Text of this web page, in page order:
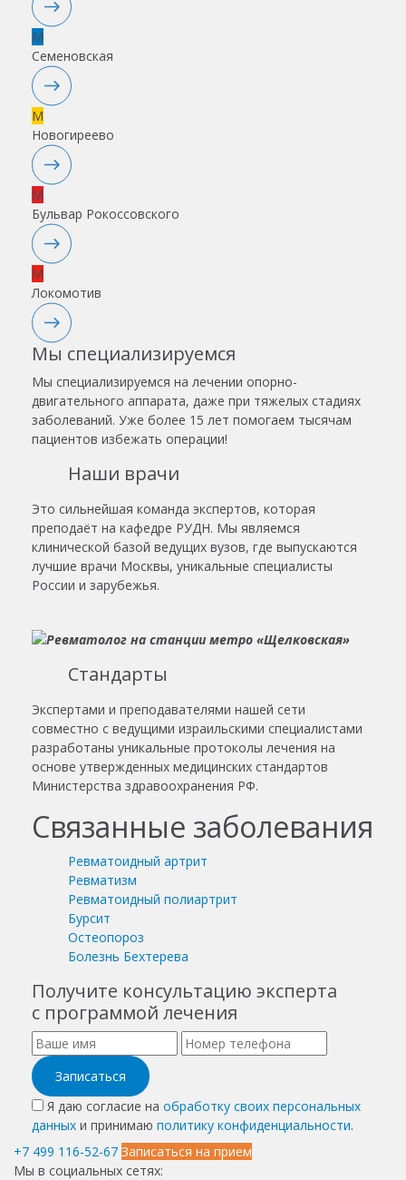
M
Семеновская
M
Новогиреево
M
Бульвар Рокоссовского
M
Локомотив
Мы специализируемся
Мы специализируемся на лечении опорно-
двигательного аппарата, даже при тяжелых стадиях
заболеваний. Уже более 15 лет помогаем тысячам
пациентов избежать операции!
Наши врачи
Это сильнейшая команда экспертов, которая
преподаёт на кафедре РУДН. Мы являемся
клинической базой ведущих вузов, где выпускаются
лучшие врачи Москвы, уникальные специалисты
России и зарубежья.
Стандарты
Экспертами и преподавателями нашей сети
совместно с ведущими израильскими специалистами
разработаны уникальные протоколы лечения на
основе утвержденных медицинских стандартов
Министерства здравоохранения РФ.
Связанные заболевания
Ревматоидный артрит
Ревматизм
Ревматоидный полиартрит
Бурсит
Остеопороз
Болезнь Бехтерева
Получите консультацию эксперта
с программой лечения
Записаться
Я даю согласие на обработку своих персональных
данных и принимаю политику конфиденциальности.
+7 499 116-52-67 Записаться на прием
Мы в социальных сетях: